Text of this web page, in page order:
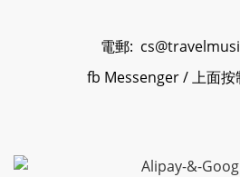
電郵:
fb Messenger/ 上面按